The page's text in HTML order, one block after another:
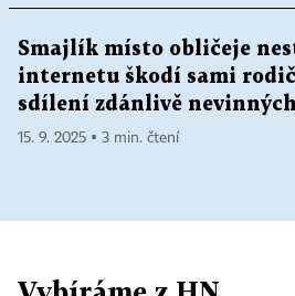
Smajlík místo obličeje
internetu škodí sami
sdílení zdánlivě
15. 9. 2025 ▪ 3 min. čtení